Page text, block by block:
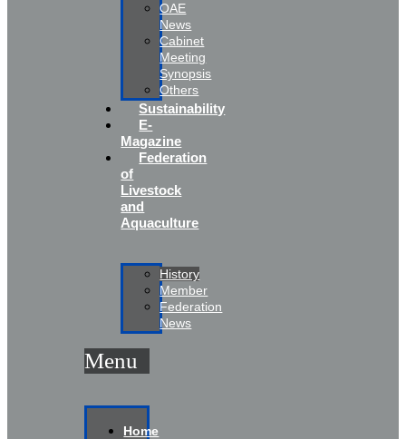
OAE
News
Cabinet
Meeting
Synopsis
Others
Sustainability
E-
Magazine
Federation
of
Livestock
and
Aquaculture
History
Member
Federation
News
Menu
Home